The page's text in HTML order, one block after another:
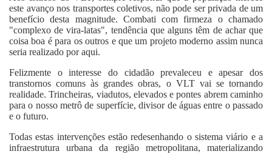
este avanço nos transportes coletivos, não pode ser privada de um
benefício desta magnitude. Combati com firmeza o chamado
"complexo de vira-latas", tendência que alguns têm de achar que
coisa boa é para os outros e que um projeto moderno assim nunca
seria realizado por aqui.
Felizmente o interesse do cidadão prevaleceu e apesar dos
transtornos comuns às grandes obras, o VLT vai se tornando
realidade. Trincheiras, viadutos, elevados e pontes abrem caminho
para o nosso metrô de superfície, divisor de águas entre o passado
e o futuro.
Todas estas intervenções estão redesenhando o sistema viário e a
infraestrutura urbana da região metropolitana, materializando